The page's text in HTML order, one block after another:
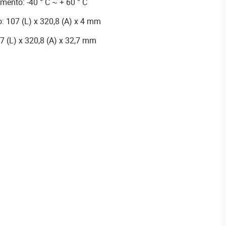
107 (L) x 320,8 (A) x 4 mm
(L) x 320,8 (A) x 32,7 mm